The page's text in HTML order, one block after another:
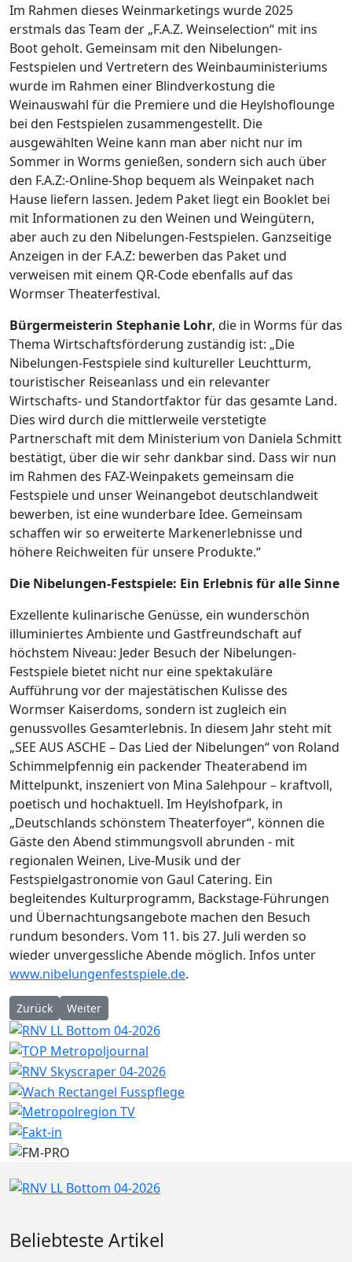
Im Rahmen dieses Weinmarketings wurde 2025
erstmals das Team der „F.A.Z. Weinselection“ mit ins
Boot geholt. Gemeinsam mit den Nibelungen-
Festspielen und Vertretern des Weinbauministeriums
wurde im Rahmen einer Blindverkostung die
Weinauswahl für die Premiere und die Heylshoflounge
bei den Festspielen zusammengestellt. Die
ausgewählten Weine kann man aber nicht nur im
Sommer in Worms genießen, sondern sich auch über
den F.A.Z:-Online-Shop bequem als Weinpaket nach
Hause liefern lassen. Jedem Paket liegt ein Booklet bei
mit Informationen zu den Weinen und Weingütern,
aber auch zu den Nibelungen-Festspielen. Ganzseitige
Anzeigen in der F.A.Z: bewerben das Paket und
verweisen mit einem QR-Code ebenfalls auf das
Wormser Theaterfestival.
Bürgermeisterin Stephanie Lohr, die in Worms für das
Thema Wirtschaftsförderung zuständig ist: „Die
Nibelungen-Festspiele sind kultureller Leuchtturm,
touristischer Reiseanlass und ein relevanter
Wirtschafts- und Standortfaktor für das gesamte Land.
Dies wird durch die mittlerweile verstetigte
Partnerschaft mit dem Ministerium von Daniela Schmitt
bestätigt, über die wir sehr dankbar sind. Dass wir nun
im Rahmen des FAZ-Weinpakets gemeinsam die
Festspiele und unser Weinangebot deutschlandweit
bewerben, ist eine wunderbare Idee. Gemeinsam
schaffen wir so erweiterte Markenerlebnisse und
höhere Reichweiten für unsere Produkte.“
Die Nibelungen-Festspiele: Ein Erlebnis für alle Sinne
Exzellente kulinarische Genüsse, ein wunderschön
illuminiertes Ambiente und Gastfreundschaft auf
höchstem Niveau: Jeder Besuch der Nibelungen-
Festspiele bietet nicht nur eine spektakuläre
Aufführung vor der majestätischen Kulisse des
Wormser Kaiserdoms, sondern ist zugleich ein
genussvolles Gesamterlebnis. In diesem Jahr steht mit
„SEE AUS ASCHE – Das Lied der Nibelungen“ von Roland
Schimmelpfennig ein packender Theaterabend im
Mittelpunkt, inszeniert von Mina Salehpour – kraftvoll,
poetisch und hochaktuell. Im Heylshofpark, in
„Deutschlands schönstem Theaterfoyer“, können die
Gäste den Abend stimmungsvoll abrunden - mit
regionalen Weinen, Live-Musik und der
Festspielgastronomie von Gaul Catering. Ein
begleitendes Kulturprogramm, Backstage-Führungen
und Übernachtungsangebote machen den Besuch
rundum besonders. Vom 11. bis 27. Juli werden so
wieder unvergessliche Abende möglich. Infos unter
www.nibelungenfestspiele.de.
Vorheriger Beitrag: Schlägerei an Badeweiher
Zurück Nächster Beitrag: ISB beteiligt sich an der CibusCell
Weiter
Beliebteste Artikel